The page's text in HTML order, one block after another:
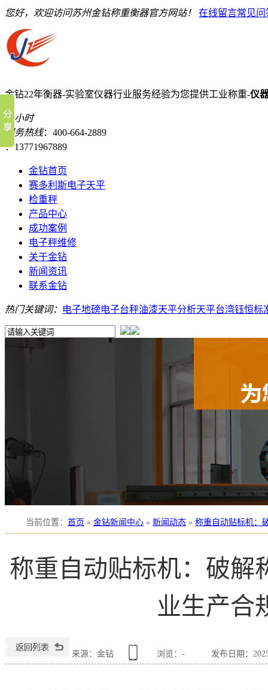
您好，欢迎访问苏州金钻称重衡器官方网站！ 在线留言常见问
金钻22年衡器-实验室仪器行业服务经验为您提供工业称重-仪
24小时
服务热线：400-664-2889
：13771967889
金钻首页
赛多利斯电子天平
检重秤
产品中心
成功案例
电子秤维修
关于金钻
新闻资讯
联系金钻
热门关键词： 电子地磅电子台秤油漆天平分析天平台湾钰恒标
当前位置 ： 首页 » 金钻新闻中心 » 新闻动态 » 称重自动贴标机：
称重自动贴标机：破解
业生产合
来源：金钻 浏览： - 发布日期：